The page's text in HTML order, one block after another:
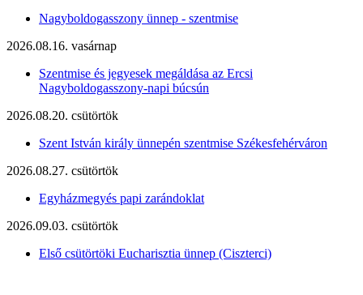
Nagyboldogasszony ünnep - szentmise
2026.08.16. vasárnap
Szentmise és jegyesek megáldása az Ercsi
Nagyboldogasszony-napi búcsún
2026.08.20. csütörtök
Szent István király ünnepén szentmise Székesfehérváron
2026.08.27. csütörtök
Egyházmegyés papi zarándoklat
2026.09.03. csütörtök
Első csütörtöki Eucharisztia ünnep (Ciszterci)